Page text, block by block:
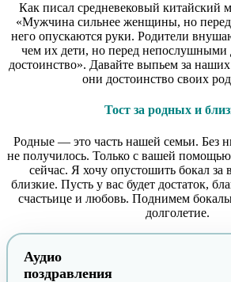
Как писал средневековый
«Мужчина сильнее женщины, но
него опускаются руки. Родители
чем их дети, но перед непослушными
достоинство». Давайте выпьем за
они достоинство своих
Тост за родных и
Родные — это часть нашей семьи. Без
не получилось. Только с вашей помощью
сейчас. Я хочу опустошить бокал за
близкие. Пусть у вас будет достаток,
счастьице и любовь. Поднимем
долголетие.
Аудио
поздравления